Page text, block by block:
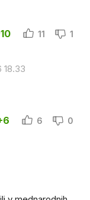
11 1
18.33
6 0